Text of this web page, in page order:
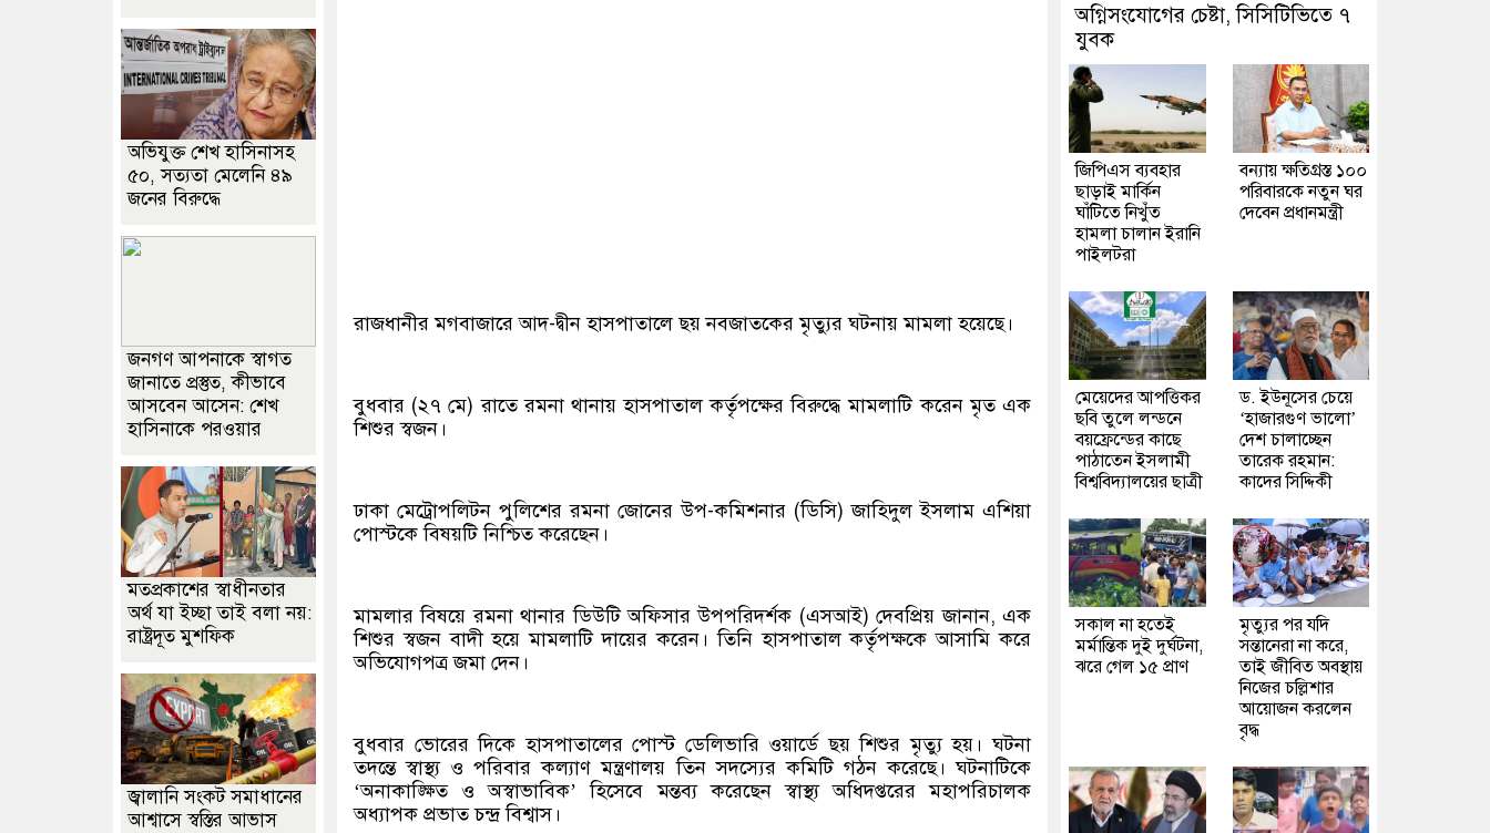
রাজধানীর মগবাজারে আদ-দ্বীন হাসপাতালে ছয় নবজাতকের মৃত্যুর ঘটনায় মামলা হয়েছে।
বুধবার (২৭ মে) রাতে রমনা থানায় হাসপাতাল কর্তৃপক্ষের বিরুদ্ধে মামলাটি করেন মৃত এক
শিশুর স্বজন।
ঢাকা মেট্রোপলিটন পুলিশের রমনা জোনের উপ-কমিশনার (ডিসি) জাহিদুল ইসলাম এশিয়া
পোস্টকে বিষয়টি নিশ্চিত করেছেন।
মামলার বিষয়ে রমনা থানার ডিউটি অফিসার উপপরিদর্শক (এসআই) দেবপ্রিয় জানান, এক
শিশুর স্বজন বাদী হয়ে মামলাটি দায়ের করেন। তিনি হাসপাতাল কর্তৃপক্ষকে আসামি করে
অভিযোগপত্র জমা দেন।
বুধবার ভোরের দিকে হাসপাতালের পোস্ট ডেলিভারি ওয়ার্ডে ছয় শিশুর মৃত্যু হয়। ঘটনা
তদন্তে স্বাস্থ্য ও পরিবার কল্যাণ মন্ত্রণালয় তিন সদস্যের কমিটি গঠন করেছে। ঘটনাটিকে
‘অনাকাঙ্ক্ষিত ও অস্বাভাবিক’ হিসেবে মন্তব্য করেছেন স্বাস্থ্য অধিদপ্তরের মহাপরিচালক
অধ্যাপক প্রভাত চন্দ্র বিশ্বাস।
অভিযুক্ত শেখ হাসিনাসহ
৫০, সত্যতা মেলেনি ৪৯
জনের বিরুদ্ধে
জনগণ আপনাকে স্বাগত
জানাতে প্রস্তুত, কীভাবে
আসবেন আসেন: শেখ
হাসিনাকে পরওয়ার
মতপ্রকাশের স্বাধীনতার
অর্থ যা ইচ্ছা তাই বলা নয়:
রাষ্ট্রদূত মুশফিক
জ্বালানি সংকট সমাধানের
আশ্বাসে স্বস্তির আভাস
অগ্নিসংযোগের চেষ্টা, সিসিটিভিতে ৭
যুবক
জিপিএস ব্যবহার
ছাড়াই মার্কিন
ঘাঁটিতে নিখুঁত
হামলা চালান ইরানি
পাইলটরা
বন্যায় ক্ষতিগ্রস্ত ১০০
পরিবারকে নতুন ঘর
দেবেন প্রধানমন্ত্রী
মেয়েদের আপত্তিকর
ছবি তুলে লন্ডনে
বয়ফ্রেন্ডের কাছে
পাঠাতেন ইসলামী
বিশ্ববিদ্যালয়ের ছাত্রী
ড. ইউনূসের চেয়ে
‘হাজারগুণ ভালো’
দেশ চালাচ্ছেন
তারেক রহমান:
কাদের সিদ্দিকী
সকাল না হতেই
মর্মান্তিক দুই দুর্ঘটনা,
ঝরে গেল ১৫ প্রাণ
মৃত্যুর পর যদি
সন্তানেরা না করে,
তাই জীবিত অবস্থায়
নিজের চল্লিশার
আয়োজন করলেন
বৃদ্ধ